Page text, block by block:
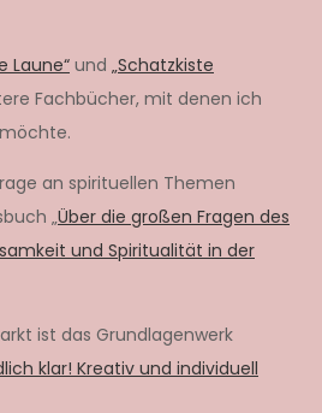
Laune“ und „Schatzkiste
Fachbücher, mit denen ich
an spirituellen Themen
„Über die großen Fragen des
und Spiritualität in der
ist das Grundlagenwerk
klar! Kreativ und individuell